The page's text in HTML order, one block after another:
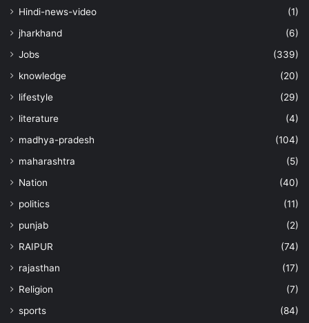
Hindi-news-video
(1)
jharkhand
(6)
Jobs
(339)
knowledge
(20)
lifestyle
(29)
literature
(4)
madhya-pradesh
(104)
maharashtra
(5)
Nation
(40)
politics
(11)
punjab
(2)
RAIPUR
(74)
rajasthan
(17)
Religion
(7)
sports
(84)